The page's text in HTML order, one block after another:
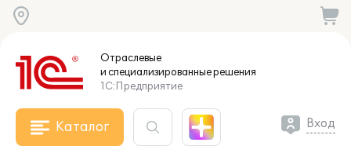
Отраслевые
и специализированныерешения
1С:Предприятие
Каталог Вход